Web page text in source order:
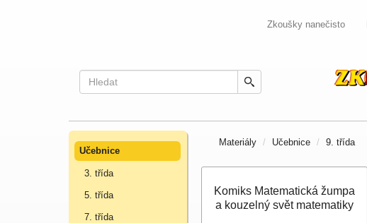
Zkoušky nanečisto
Učebnice
3. třída
5. třída
7. třída
Materiály Učebnice 9. třída
Komiks Matematická žumpa
a kouzelný svět matematiky